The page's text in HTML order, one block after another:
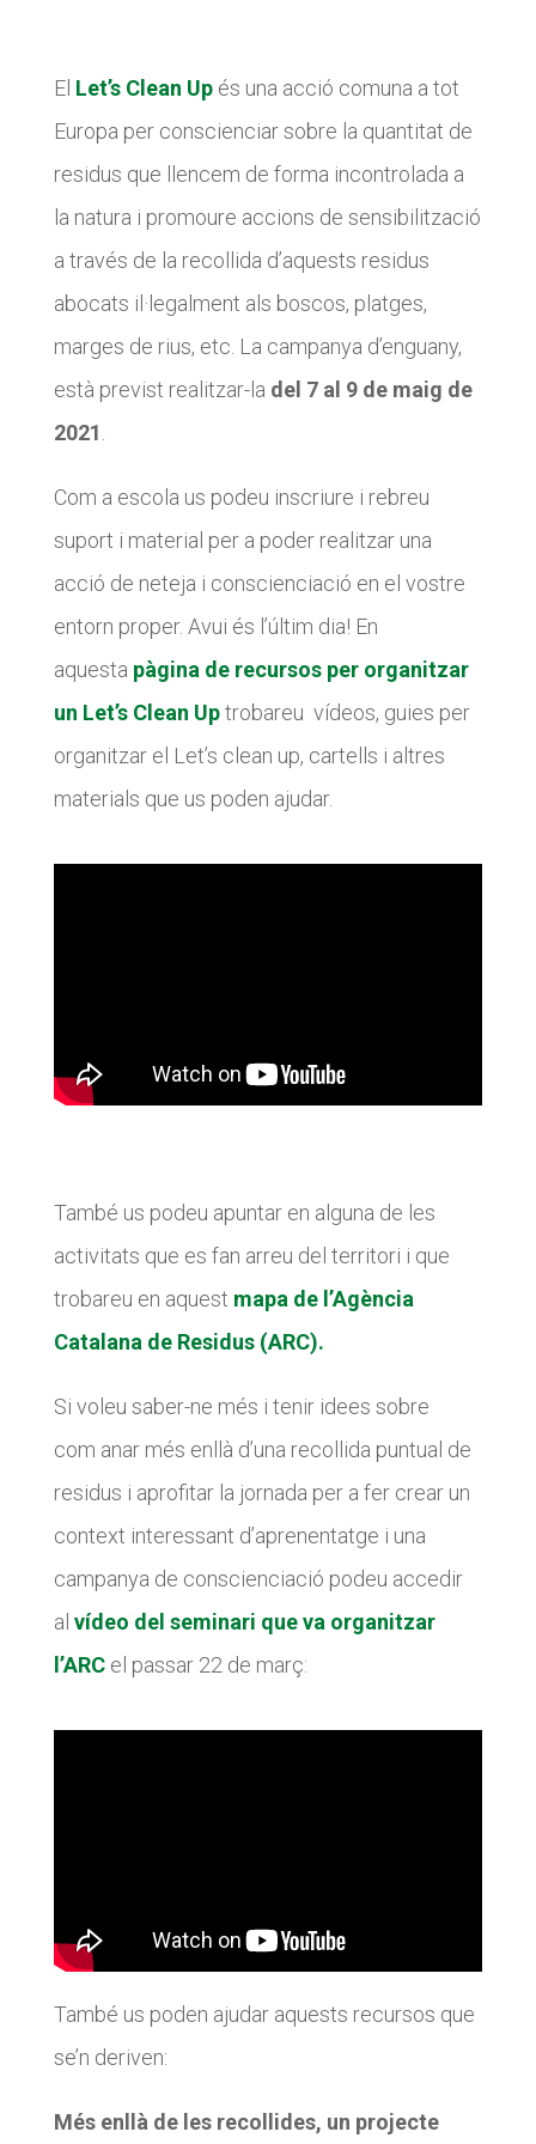
El Let’s Clean Upés una acció comuna a tot
Europa per conscienciar sobre la quantitat de
residus que llencem de forma incontrolada a
la natura i promoure accions de sensibilització
a través de la recollida d’aquests residus
abocats il·legalment als boscos, platges,
marges de rius, etc. La campanya d’enguany,
està previst realitzar-la del 7 al 9 de maig de
2021
Com a escola us podeu inscriure i rebreu
suport i material per a poder realitzar una
acció de neteja i conscienciació en el vostre
entorn proper. Avui és l’últim dia! En
aquesta pàgina de recursos per organitzar
un Let’s Clean Uptrobareu vídeos, guies per
organitzar el Let’s clean up, cartells i altres
materials que us poden ajudar.
També us podeu apuntar en alguna de les
activitats que es fan arreu del territori i que
trobareu en aquest mapa de l’Agència
Catalana de Residus (ARC).
Si voleu saber-ne més i tenir idees sobre
com anar més enllà d’una recollida puntual de
residus i aprofitar la jornada per a fer crear un
context interessant d’aprenentatge i una
campanya de conscienciació podeu accedir
al vídeo del seminari que va organitzar
l’ARCel passar 22 de març:
També us poden ajudar aquests recursos que
se’n deriven:
Més enllà de les recollides, un projecte
ACCIÓ SOCIAL I JOVES
ESPLAIS
SUPORT TERCER SECTOR
CONEIX FUNDESPLAI
La Fundació
L'equip
Missió i valors
Els comptes clars
Butlletins
Diari de la Fundació
Xarxes socials
COL·LABORA
Treballa amb nosaltres
ACCIÓ SOCIAL I JOVES
ESPLAIS
SUPORT TERCER SECTOR
CONEIX FUNDESPLAI
La Fundació
L'equip
Missió i valors
Els comptes clars
Butlletins
Diari de la Fundació
Xarxes socials
COL·LABORA
Treballa amb nosaltres